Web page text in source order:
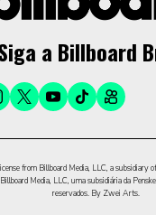
a Billboard
from Billboard Media, LLC, a subsidiary
Media, LLC, uma subsidiária da
reservados. By Zwei Arts.